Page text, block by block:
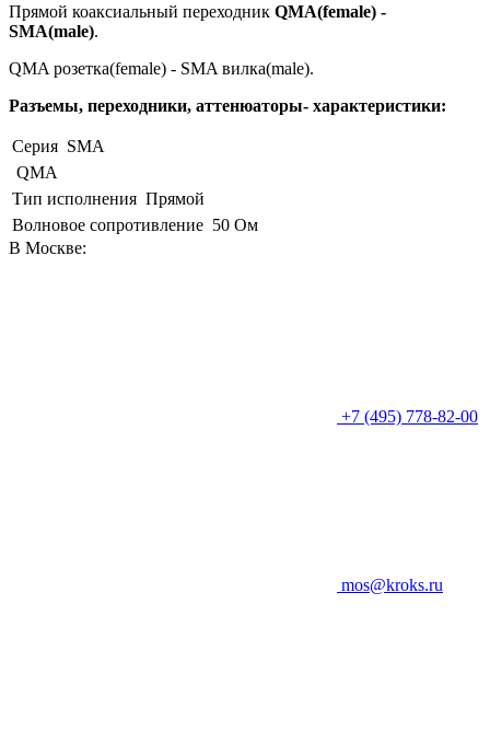
Прямой коаксиальный переходник QMA(female) -
SMA(male).
QMA розетка(female) - SMA вилка(male).
Разъемы, переходники, аттенюаторы- характеристики:
Серия SMA
QMA
Тип исполнения Прямой
Волновое сопротивление 50 Ом
В Москве:
+7 (495) 778-82-00
mos@kroks.ru